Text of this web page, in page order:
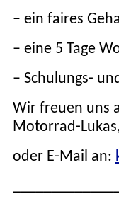
– ein faires
– eine 5 Tage
– Schulungs-
Wir freuen uns
Motorrad-
oder E-Mail an: